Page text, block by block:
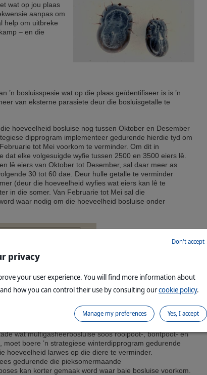
wat op jou plaas
aanpas om
help om uitbreke
– en die
’n bosluisspesie wat op die plaas geïdentifiseer is is ’n
van eksterne parasiete deur die bosluisgetalle te
hoeveelheid bosluise nog tussen Oktober en Desember
dipprogram implementeer gedurende hierdie tyd om
tot Mei voorkom te verminder. Om dit in
dat elke volgesuigde wyfie tussen 2500 en 3500 eiers lê.
lê eiers van Oktober tot Desember, sal daar meer as
30 tot 60 dae. Deur hulle getalle te verminder
(deur die hoeveelheid wyfies wat eiers kan lê te
in die somer. Van Februarie tot Mei sal die
waar nodig om die hoeveelheid bosluise onder
wat multigasheerbosluise soos rooipoot-, bontpoot- en
boere ’n strategiese winterdipprogram gedurende
hoeveelheid larwes op die diere te verminder.
gedurende die pieksomermaande
kan korter gemaak word waar baie bosluise voorkom.
privacy
your user experience. You will find more information about
how you can control their use by consulting ourcookie policy.
Don't accept
Yes, I accept
Manage my preferences